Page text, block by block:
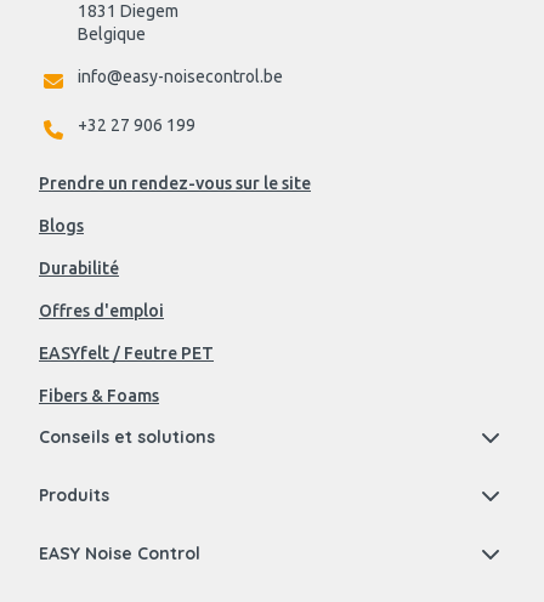
1831 Diegem
Belgique
info@easy-noisecontrol.be
+32 27 906 199
Prendre un rendez-vous sur le site
Blogs
Durabilité
Offres d'emploi
EASYfelt / Feutre PET
Fibers & Foams
Conseils et solutions
Produits
EASY Noise Control